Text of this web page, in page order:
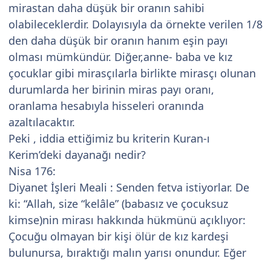
mirastan daha düşük bir oranın sahibi
olabileceklerdir. Dolayısıyla da örnekte verilen 1/8
den daha düşük bir oranın hanım eşin payı
olması mümkündür. Diğer,anne- baba ve kız
çocuklar gibi mirasçılarla birlikte mirasçı olunan
durumlarda her birinin miras payı oranı,
oranlama hesabıyla hisseleri oranında
azaltılacaktır.
Peki , iddia ettiğimiz bu kriterin Kuran-ı
Kerim’deki dayanağı nedir?
Nisa 176:
Diyanet İşleri Meali : Senden fetva istiyorlar. De
ki: “Allah, size “kelâle” (babasız ve çocuksuz
kimse)nin mirası hakkında hükmünü açıklıyor:
Çocuğu olmayan bir kişi ölür de kız kardeşi
bulunursa, bıraktığı malın yarısı onundur. Eğer